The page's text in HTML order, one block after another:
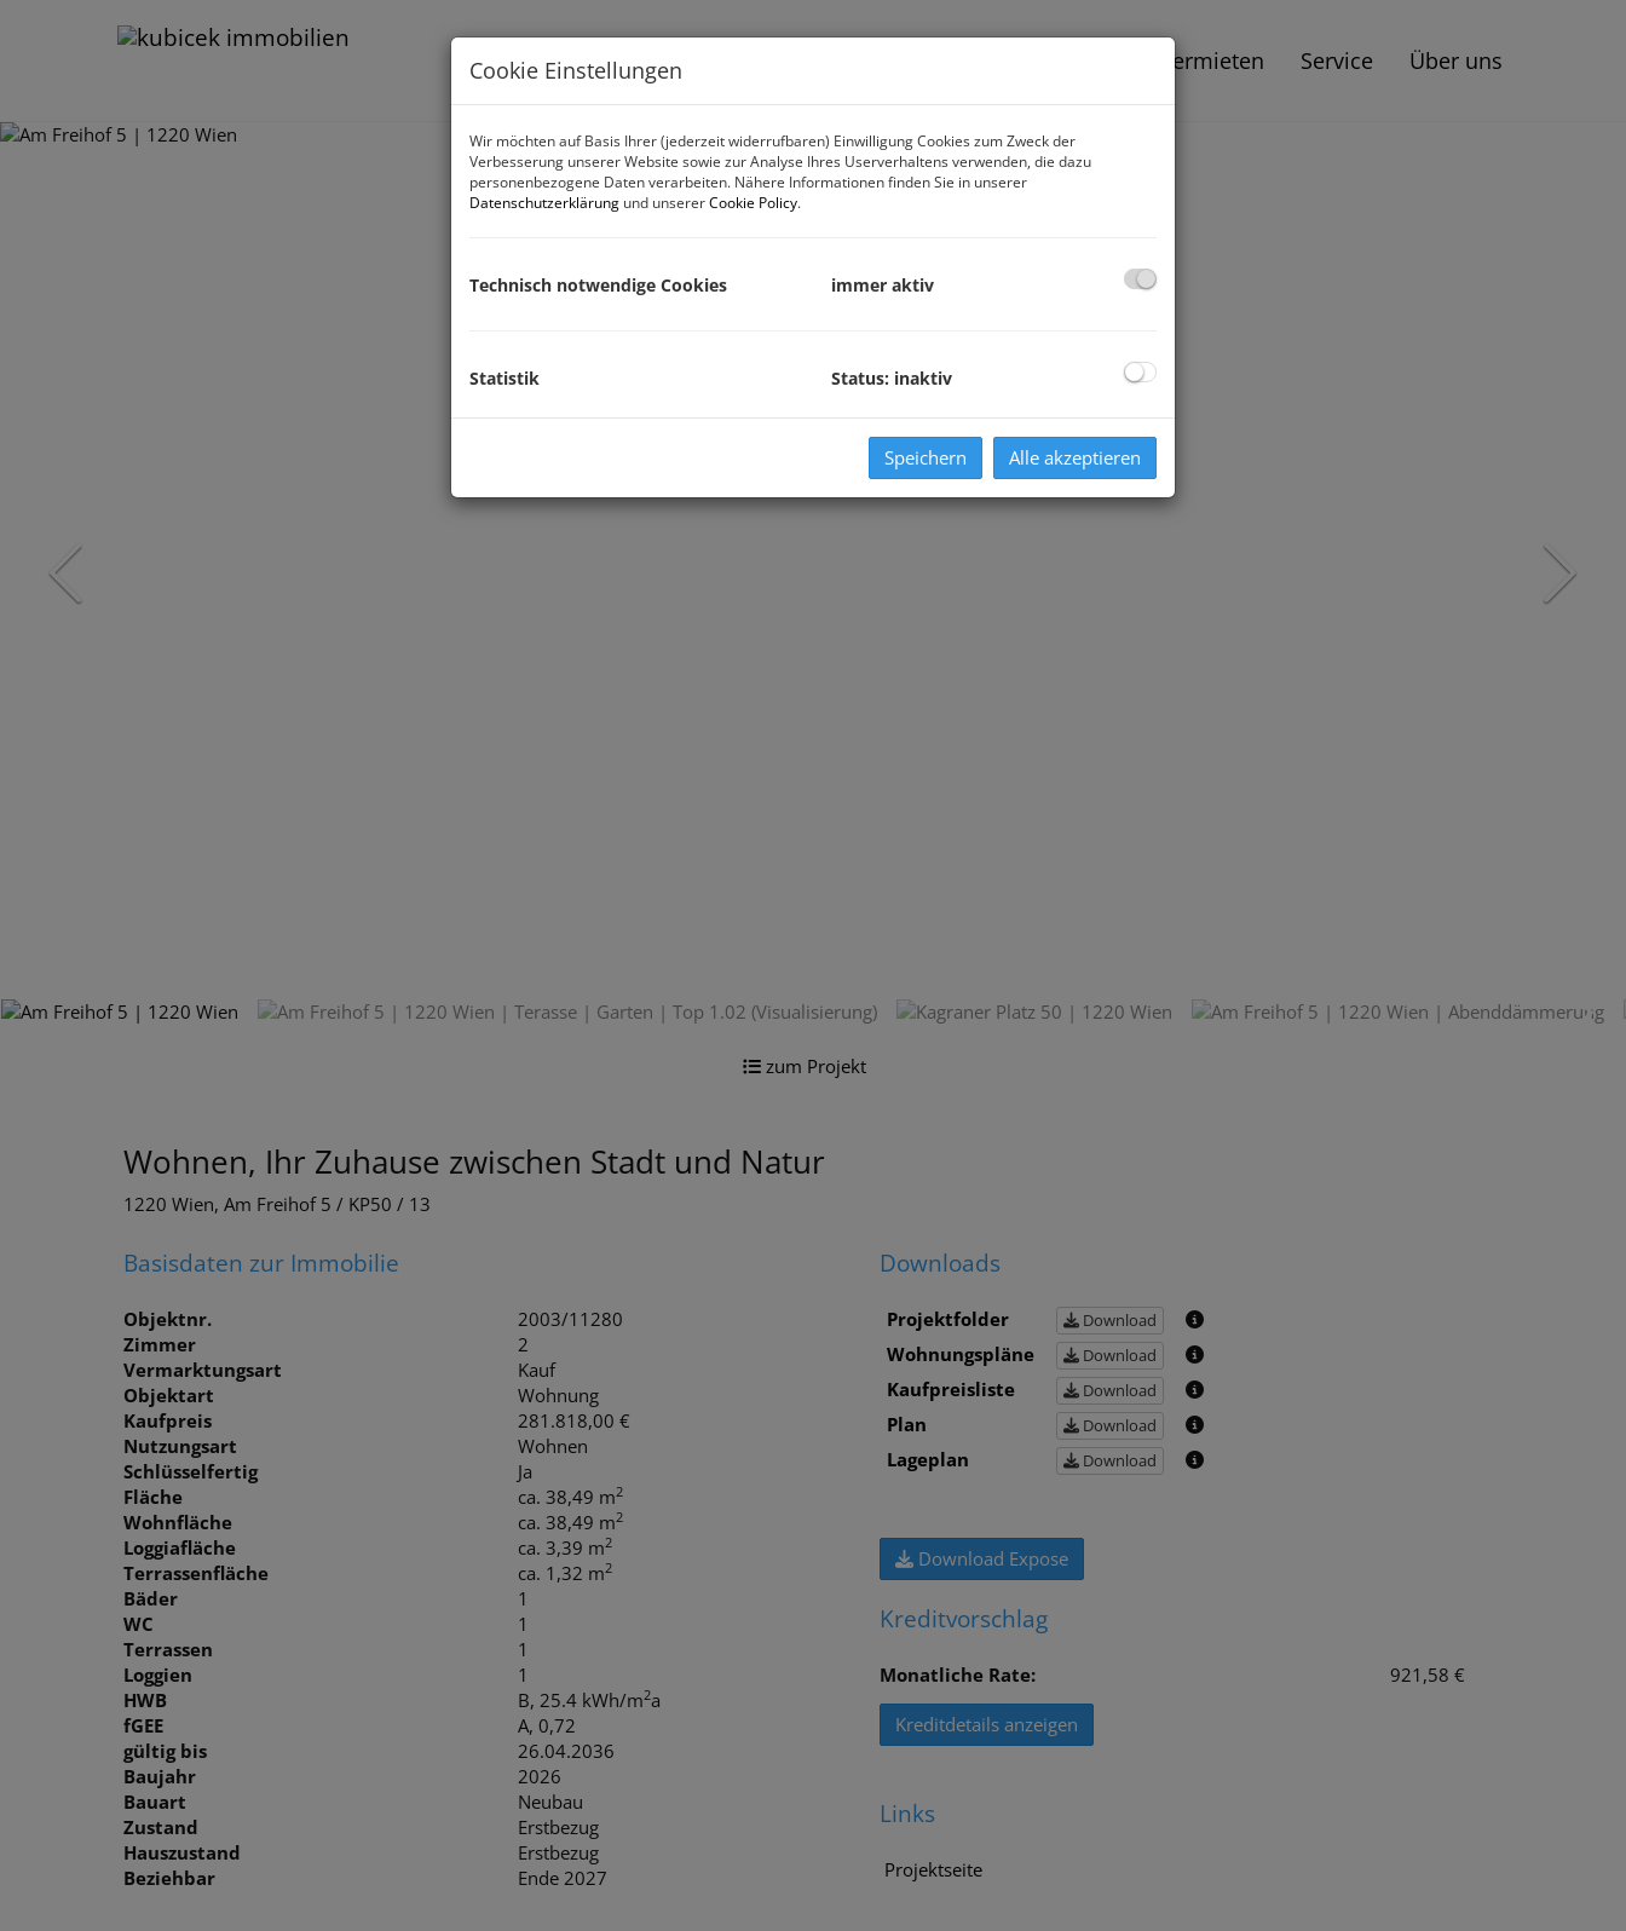
Verkaufen | Vermieten Service Über uns
zum Projekt
Wohnen, Ihr Zuhause zwischen Stadt und Natur
1220 Wien, Am Freihof 5 / KP50 / 13
Basisdaten zur Immobilie
Objektnr.
2003/11280
Zimmer
2
Vermarktungsart
Kauf
Objektart
Wohnung
Kaufpreis
281.818,00 €
Nutzungsart
Wohnen
Schlüsselfertig
Ja
Fläche
ca. 38,49 m2
Wohnfläche ca. 38,49 m2
Loggiafläche ca. 3,39 m2
Terrassenfläche ca. 1,32 m2
Bäder
1
WC
1
Terrassen
1
Loggien
1
HWB
B, 25.4 kWh/m2a
fGEE
A, 0,72
gültig bis
26.04.2036
Baujahr
2026
Bauart
Neubau
Zustand
Erstbezug
Hauszustand
Erstbezug
Beziehbar
Ende 2027
Downloads
Projektfolder Download
Wohnungspläne Download
Kaufpreisliste Download
Plan Download
Lageplan Download
Download Expose
Kreditvorschlag
Monatliche Rate: 921,58 €
Kreditdetails anzeigen
Links
Projektseite
Cookie Einstellungen
Wir möchten auf Basis Ihrer (jederzeit widerrufbaren) Einwilligung Cookies zum Zweck der
Verbesserung unserer Website sowie zur Analyse Ihres Userverhaltens verwenden, die dazu
personenbezogene Daten verarbeiten. Nähere Informationen finden Sie in unserer
Datenschutzerklärung und unsererCookie Policy.
Technisch notwendige Cookies immer aktiv
Statistik Status: inaktiv
Speichern Alle akzeptieren